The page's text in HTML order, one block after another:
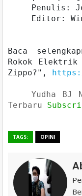
Penulis:
Editor:
Baca
Rokok Elektrik
Zippo?",
Yudha
Terbaru
TAGS: OPINI